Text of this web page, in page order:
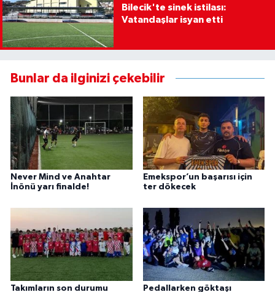
Bilecik'te sinek istilası:
Vatandaşlar isyan etti
Bunlar da ilginizi çekebilir
Never Mind ve Anahtar
İnönü yarı finalde!
Emekspor’un başarısı için
ter dökecek
Takımların son durumu
Pedallarken göktaşı